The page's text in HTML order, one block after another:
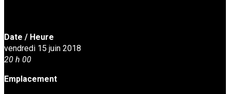
Date / Heure
vendredi 15 juin 2018
20 h 00
Emplacement